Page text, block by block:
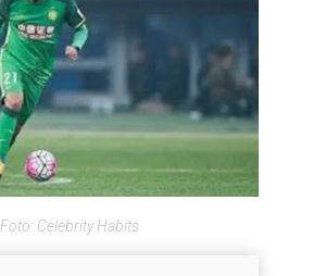
Foto: Celebrity Habits